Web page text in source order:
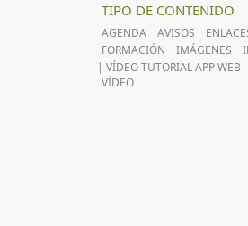
TIPO DE CONTENIDO
AGENDA AVISOS
FORMACIÓN
IMÁGENES
| VÍDEO TUTORIAL APP WEB
VÍDEO